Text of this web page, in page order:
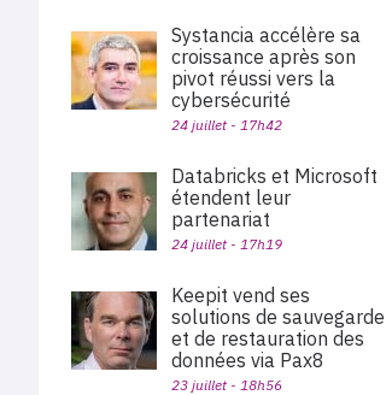
Systancia accélère sa
croissance après son
pivot réussi vers la
cybersécurité
24 juillet - 17h42
Databricks et Microsoft
étendent leur
partenariat
24 juillet - 17h19
Keepit vend ses
solutions de sauvegarde
et de restauration des
données via Pax8
23 juillet - 18h56